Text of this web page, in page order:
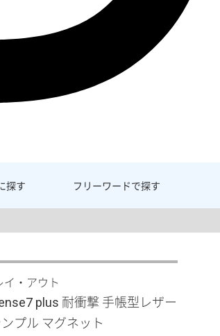
探す フリーワードで探す
イ・アウト
plus 耐衝撃 手帳型レザー
プル マグネット